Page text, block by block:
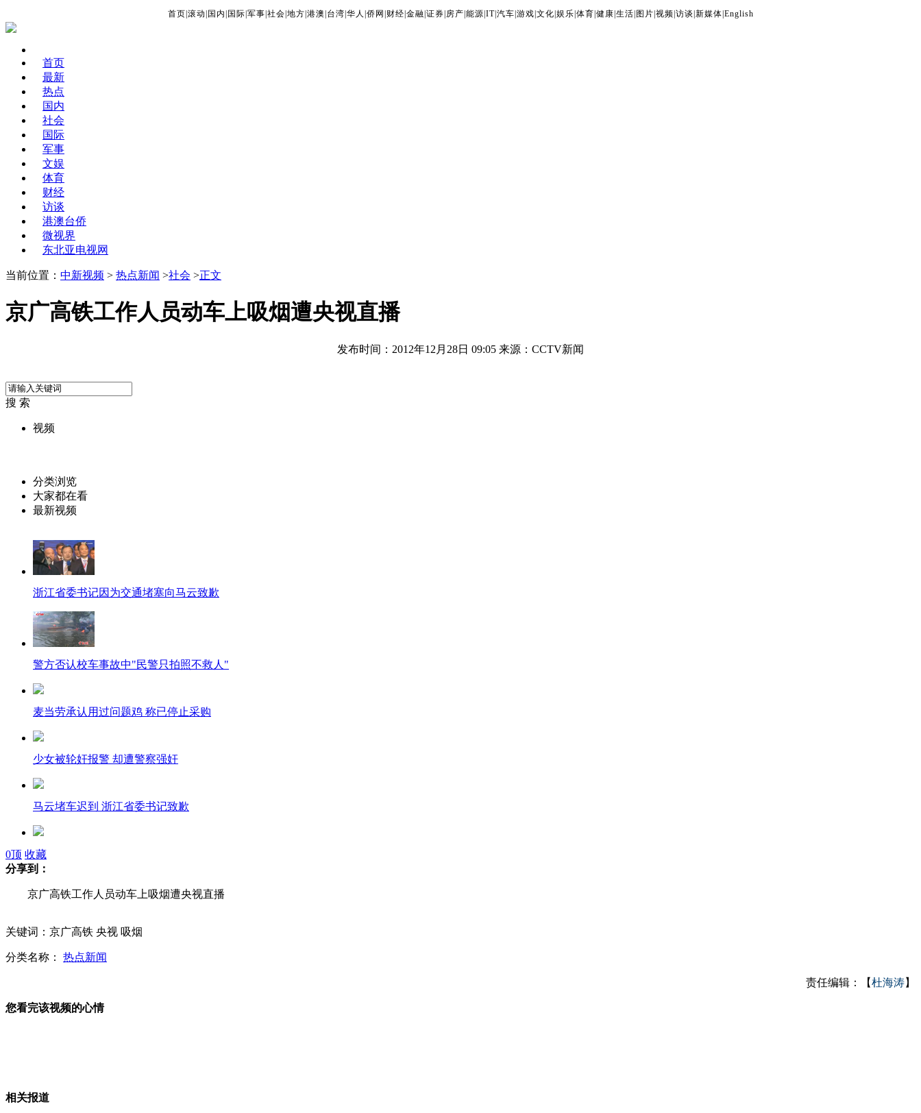
首页 滚动 国内 国际 军事 社会 地方 港澳 台湾 华人 侨网 财经 金融 证券 房产 能源 IT| 汽车 游戏 文化 娱乐 体育 健康 生活 图片 视频 访谈 新媒体 English
首页
最新
热点
国内
社会
国际
军事
文娱
体育
财经
访谈
港澳台侨
微视界
东北亚电视网
当前位置： 中新视频 > 热点新闻 >社会 >正文
京广高铁工作人员动车上吸烟遭央视直播
发布时间：2012年12月28日 09:05 来源：CCTV新闻
搜 索
视频
分类浏览
大家都在看
最新视频
浙江省委书记因为交通堵塞向马云致歉
警方否认校车事故中"民警只拍照不救人"
麦当劳承认用过问题鸡 称已停止采购
少女被轮奸报警 却遭警察强奸
马云堵车迟到 浙江省委书记致歉
潘粤明告董洁经纪人诽谤
深圳大运会投资140亿收入12亿
山西运城恶犬咬伤多人 警民合力深夜将其击毙
0顶 收藏
分享到：
京广高铁工作人员动车上吸烟遭央视直播
关键词：京广高铁 央视 吸烟
分类名称： 热点新闻
责任编辑：【杜海涛】
您看完该视频的心情
相关报道